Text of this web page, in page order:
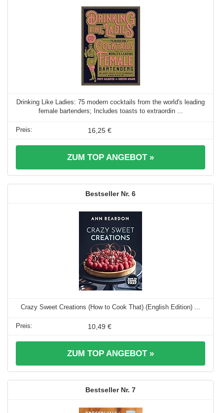
Drinking Like Ladies: 75 modern cocktails from the world's leading
female bartenders; Includes toasts to extraordin ...
16,25 €
ZUM TOP ANGEBOT »
6
Crazy Sweet Creations (How to Cook That) (English Edition) ...
10,49 €
ZUM TOP ANGEBOT »
7